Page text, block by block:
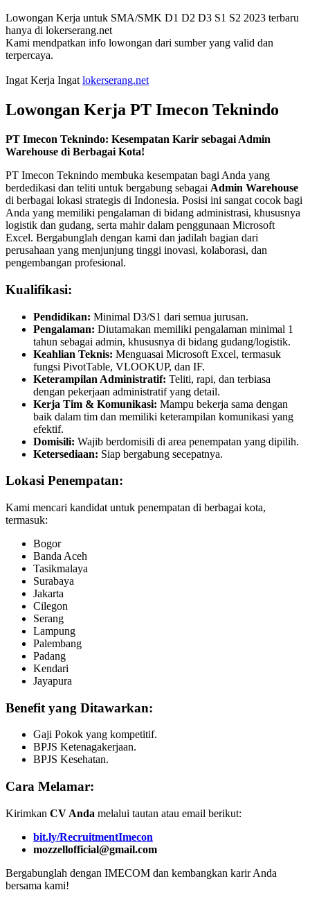
Lowongan Kerja untuk SMA/SMK D1 D2 D3 S1 S2 2023 terbaru
hanya di lokerserang.net
Kami mendpatkan info lowongan dari sumber yang valid dan
terpercaya.
Ingat Kerja Ingat lokerserang.net
Lowongan Kerja PT Imecon Teknindo
PT Imecon Teknindo: Kesempatan Karir sebagai Admin
Warehouse di Berbagai Kota!
PT Imecon Teknindo membuka kesempatan bagi Anda yang
berdedikasi dan teliti untuk bergabung sebagai Admin Warehouse
di berbagai lokasi strategis di Indonesia. Posisi ini sangat cocok bagi
Anda yang memiliki pengalaman di bidang administrasi, khususnya
logistik dan gudang, serta mahir dalam penggunaan Microsoft
Excel. Bergabunglah dengan kami dan jadilah bagian dari
perusahaan yang menjunjung tinggi inovasi, kolaborasi, dan
pengembangan profesional.
Kualifikasi:
Pendidikan: Minimal D3/S1 dari semua jurusan.
Pengalaman: Diutamakan memiliki pengalaman minimal 1
tahun sebagai admin, khususnya di bidang gudang/logistik.
Keahlian Teknis: Menguasai Microsoft Excel, termasuk
fungsi PivotTable, VLOOKUP, dan IF.
Keterampilan Administratif: Teliti, rapi, dan terbiasa
dengan pekerjaan administratif yang detail.
Kerja Tim & Komunikasi: Mampu bekerja sama dengan
baik dalam tim dan memiliki keterampilan komunikasi yang
efektif.
Domisili: Wajib berdomisili di area penempatan yang dipilih.
Ketersediaan: Siap bergabung secepatnya.
Lokasi Penempatan:
Kami mencari kandidat untuk penempatan di berbagai kota,
termasuk:
Bogor
Banda Aceh
Tasikmalaya
Surabaya
Jakarta
Cilegon
Serang
Lampung
Palembang
Padang
Kendari
Jayapura
Benefit yang Ditawarkan:
Gaji Pokok yang kompetitif.
BPJS Ketenagakerjaan.
BPJS Kesehatan.
Cara Melamar:
Kirimkan CV Anda melalui tautan atau email berikut:
bit.ly/RecruitmentImecon
mozzellofficial@gmail.com
Bergabunglah dengan IMECOM dan kembangkan karir Anda
bersama kami!